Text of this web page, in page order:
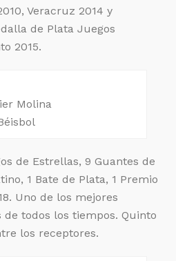
Veracruz 2014 y
de Plata Juegos
2015.
Molina
de Estrellas, 9 Guantes de
1 Bate de Plata, 1 Premio
Uno de los mejores
de todos los tiempos. Quinto
los receptores.